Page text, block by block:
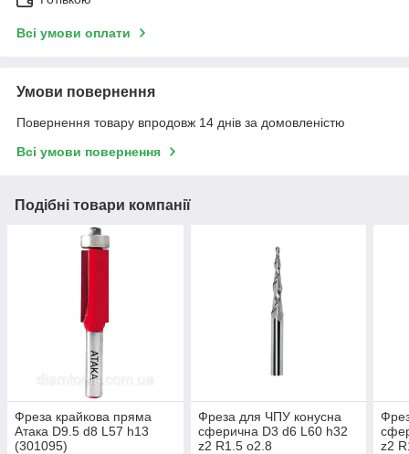
Всі умови оплати
Умови повернення
Повернення товару впродовж 14 днів за домовленістю
Всі умови повернення
Подібні товари компанії
Фреза крайкова пряма
Атака D9.5 d8 L57 h13
(301095)
Фреза для ЧПУ конусна
сферична D3 d6 L60 h32
z2 R1.5 о2.8
z2